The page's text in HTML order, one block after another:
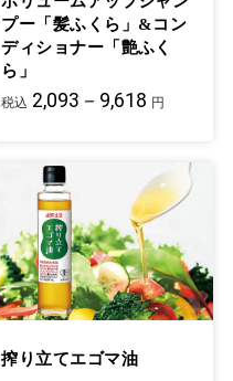
プー「髪ふくら」&コン
ディショナー「艶ふく
ら」
税込 2,093－9,618 円
搾り立てエゴマ油